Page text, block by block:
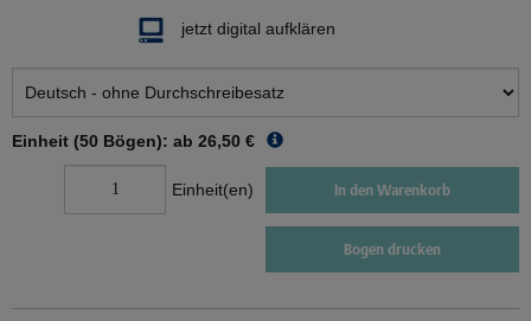
jetzt digital aufklären
Einheit (50 Bögen): ab 26,50 €
Einheit(en) In den Warenkorb
Bogen drucken